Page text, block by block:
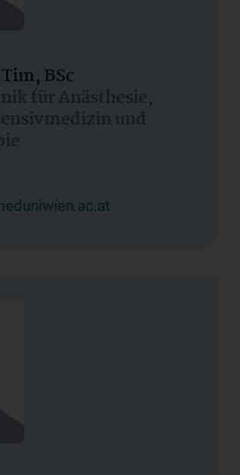
BSc
für Anästhesie,
und